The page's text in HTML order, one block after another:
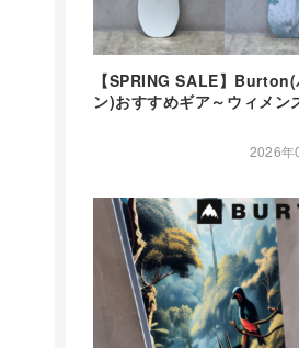
【SPRING SALE】Burton(
ン)おすすめギア～ウィメン
2026年